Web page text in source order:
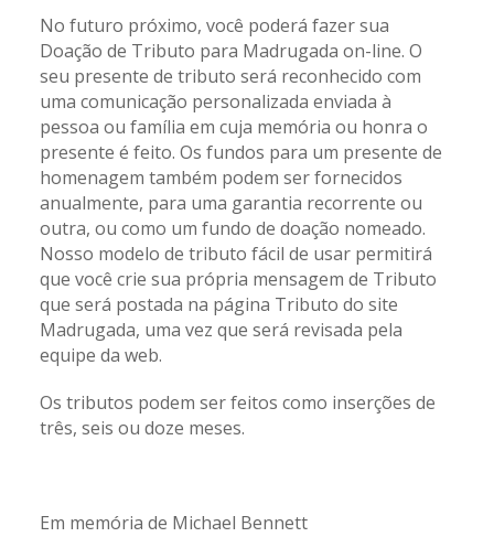
No futuro próximo, você poderá fazer sua
Doação de Tributo para Madrugada on-line. O
seu presente de tributo será reconhecido com
uma comunicação personalizada enviada à
pessoa ou família em cuja memória ou honra o
presente é feito. Os fundos para um presente de
homenagem também podem ser fornecidos
anualmente, para uma garantia recorrente ou
outra, ou como um fundo de doação nomeado.
Nosso modelo de tributo fácil de usar permitirá
que você crie sua própria mensagem de Tributo
que será postada na página Tributo do site
Madrugada, uma vez que será revisada pela
equipe da web.
Os tributos podem ser feitos como inserções de
três, seis ou doze meses.
Em memória de Michael Bennett